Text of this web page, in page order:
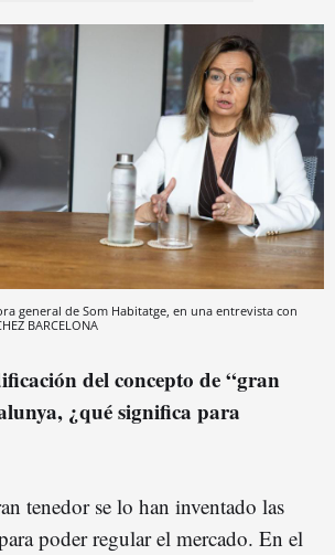
general de Som Habitatge, en una entrevista con
BARCELONA
del concepto de “gran
¿qué significa para
tenedor se lo han inventado las
poder regular el mercado. En el